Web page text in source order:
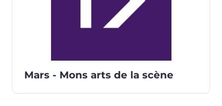
Mars - Mons arts de la scène